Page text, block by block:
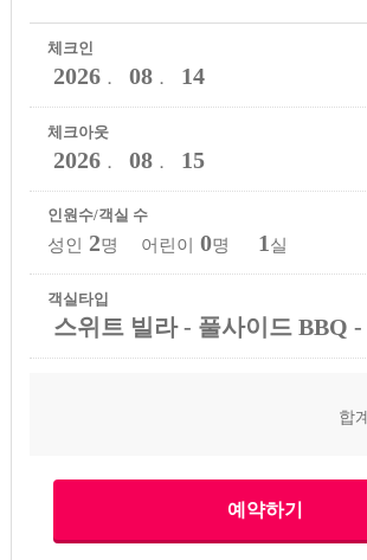
체크인
2026． 08． 14
체크아웃
2026． 08． 15
인원수/객실 수
성인 2명 어린이 0명 1실
객실타입
스위트 빌라 - 풀사이드 BBQ -
합계